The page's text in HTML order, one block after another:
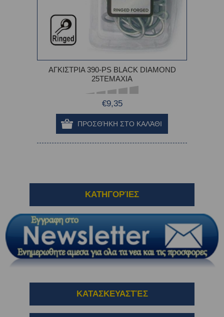
ΑΓΚΙΣΤΡΙΑ 390-PS BLACK DIAMOND
25TEMAXIΑ
€9,35
ΚΑΤΗΓΟΡΊΕΣ
ΚΑΤΑΣΚΕΥΑΣΤΈΣ